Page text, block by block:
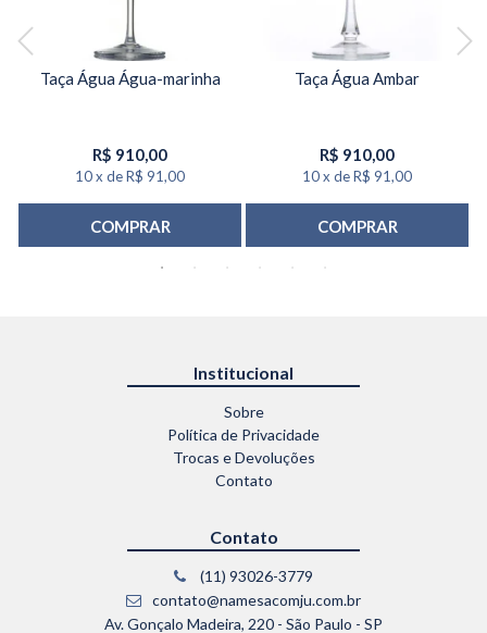
Taça Água Água-marinha
R$ 910,00
10x deR$ 91,00
COMPRAR
Taça Água Ambar
R$ 910,00
10x deR$ 91,00
COMPRAR
Institucional
Sobre
Política de Privacidade
Trocas e Devoluções
Contato
Contato
(11) 93026-3779
contato@namesacomju.com.br
Av. Gonçalo Madeira, 220 - São Paulo - SP